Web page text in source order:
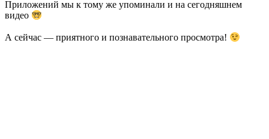
Приложений мы к тому же упоминали и на сегодняшнем
видео
А сейчас — приятного и познавательного просмотра!